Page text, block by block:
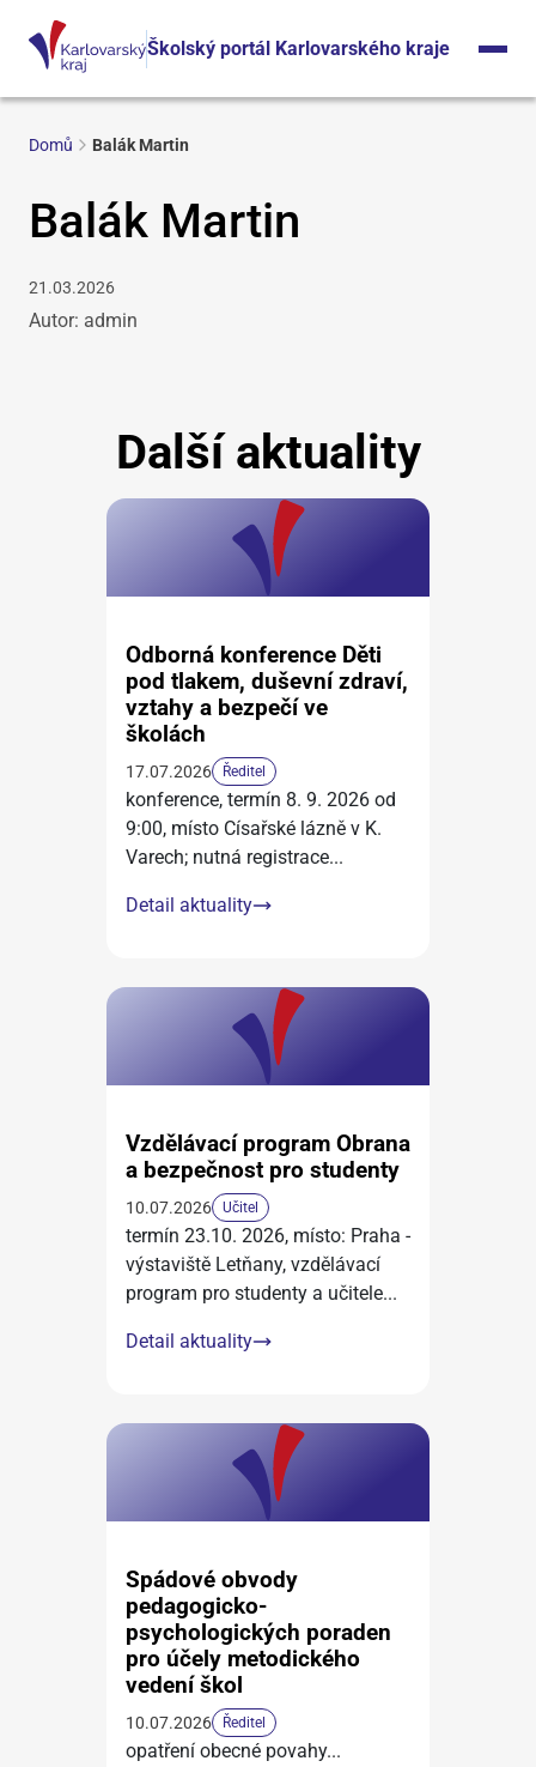
Školský portál Karlovarského kraje
Domů Balák Martin
Balák Martin
21.03.2026
Autor: admin
Další aktuality
Odborná konference Děti
pod tlakem, duševní zdraví,
vztahy a bezpečí ve
školách
17.07.2026 Ředitel
konference, termín 8. 9. 2026 od
9:00, místo Císařské lázně v K.
Varech; nutná registrace...
Detail aktuality
Vzdělávací program Obrana
a bezpečnost pro studenty
10.07.2026 Učitel
termín 23.10. 2026, místo: Praha -
výstaviště Letňany, vzdělávací
program pro studenty a učitele...
Detail aktuality
Spádové obvody
pedagogicko-
psychologických poraden
pro účely metodického
vedení škol
10.07.2026 Ředitel
opatření obecné povahy...